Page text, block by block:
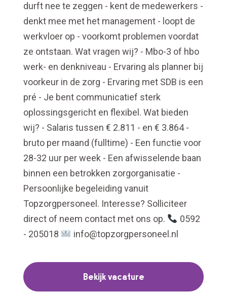
durft nee te zeggen - kent de medewerkers -
denkt mee met het management - loopt de
werkvloer op - voorkomt problemen voordat
ze ontstaan. Wat vragen wij? - Mbo-3 of hbo
werk- en denkniveau - Ervaring als planner bij
voorkeur in de zorg - Ervaring met SDB is een
pré - Je bent communicatief sterk
oplossingsgericht en flexibel. Wat bieden
wij? - Salaris tussen € 2.811 - en € 3.864 -
bruto per maand (fulltime) - Een functie voor
28-32 uur per week - Een afwisselende baan
binnen een betrokken zorgorganisatie -
Persoonlijke begeleiding vanuit
Topzorgpersoneel. Interesse? Solliciteer
direct of neem contact met ons op.
0592
- 205018
info@topzorgpersoneel.nl
Bekijk vacature